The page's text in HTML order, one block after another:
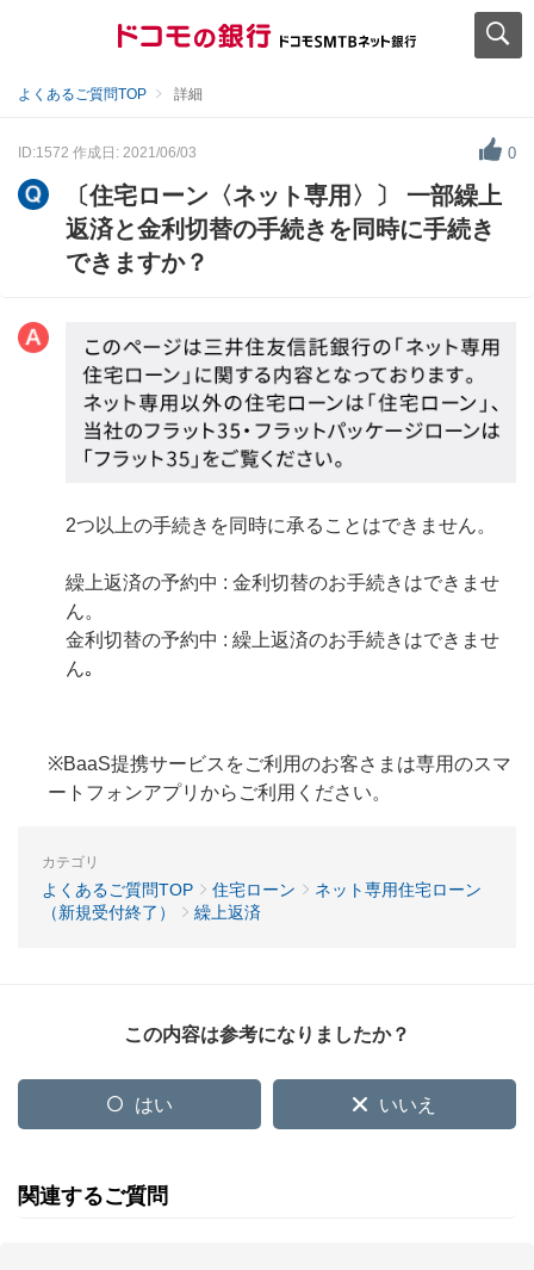
よくあるご質問TOP 詳細
ID:1572 作成日: 2021/06/03 0
〔住宅ローン〈ネット専用〉〕 一部繰上
返済と金利切替の手続きを同時に手続き
できますか？
2つ以上の手続きを同時に承ることはできません。
繰上返済の予約中 : 金利切替のお手続きはできませ
ん。
金利切替の予約中 : 繰上返済のお手続きはできませ
ん｡
※BaaS提携サービスをご利用のお客さまは専用のスマ
ートフォンアプリからご利用ください。
カテゴリ
よくあるご質問TOP 住宅ローン
ネット専用住宅ローン
（新規受付終了）
繰上返済
この内容は参考になりましたか？
はい いいえ
関連するご質問